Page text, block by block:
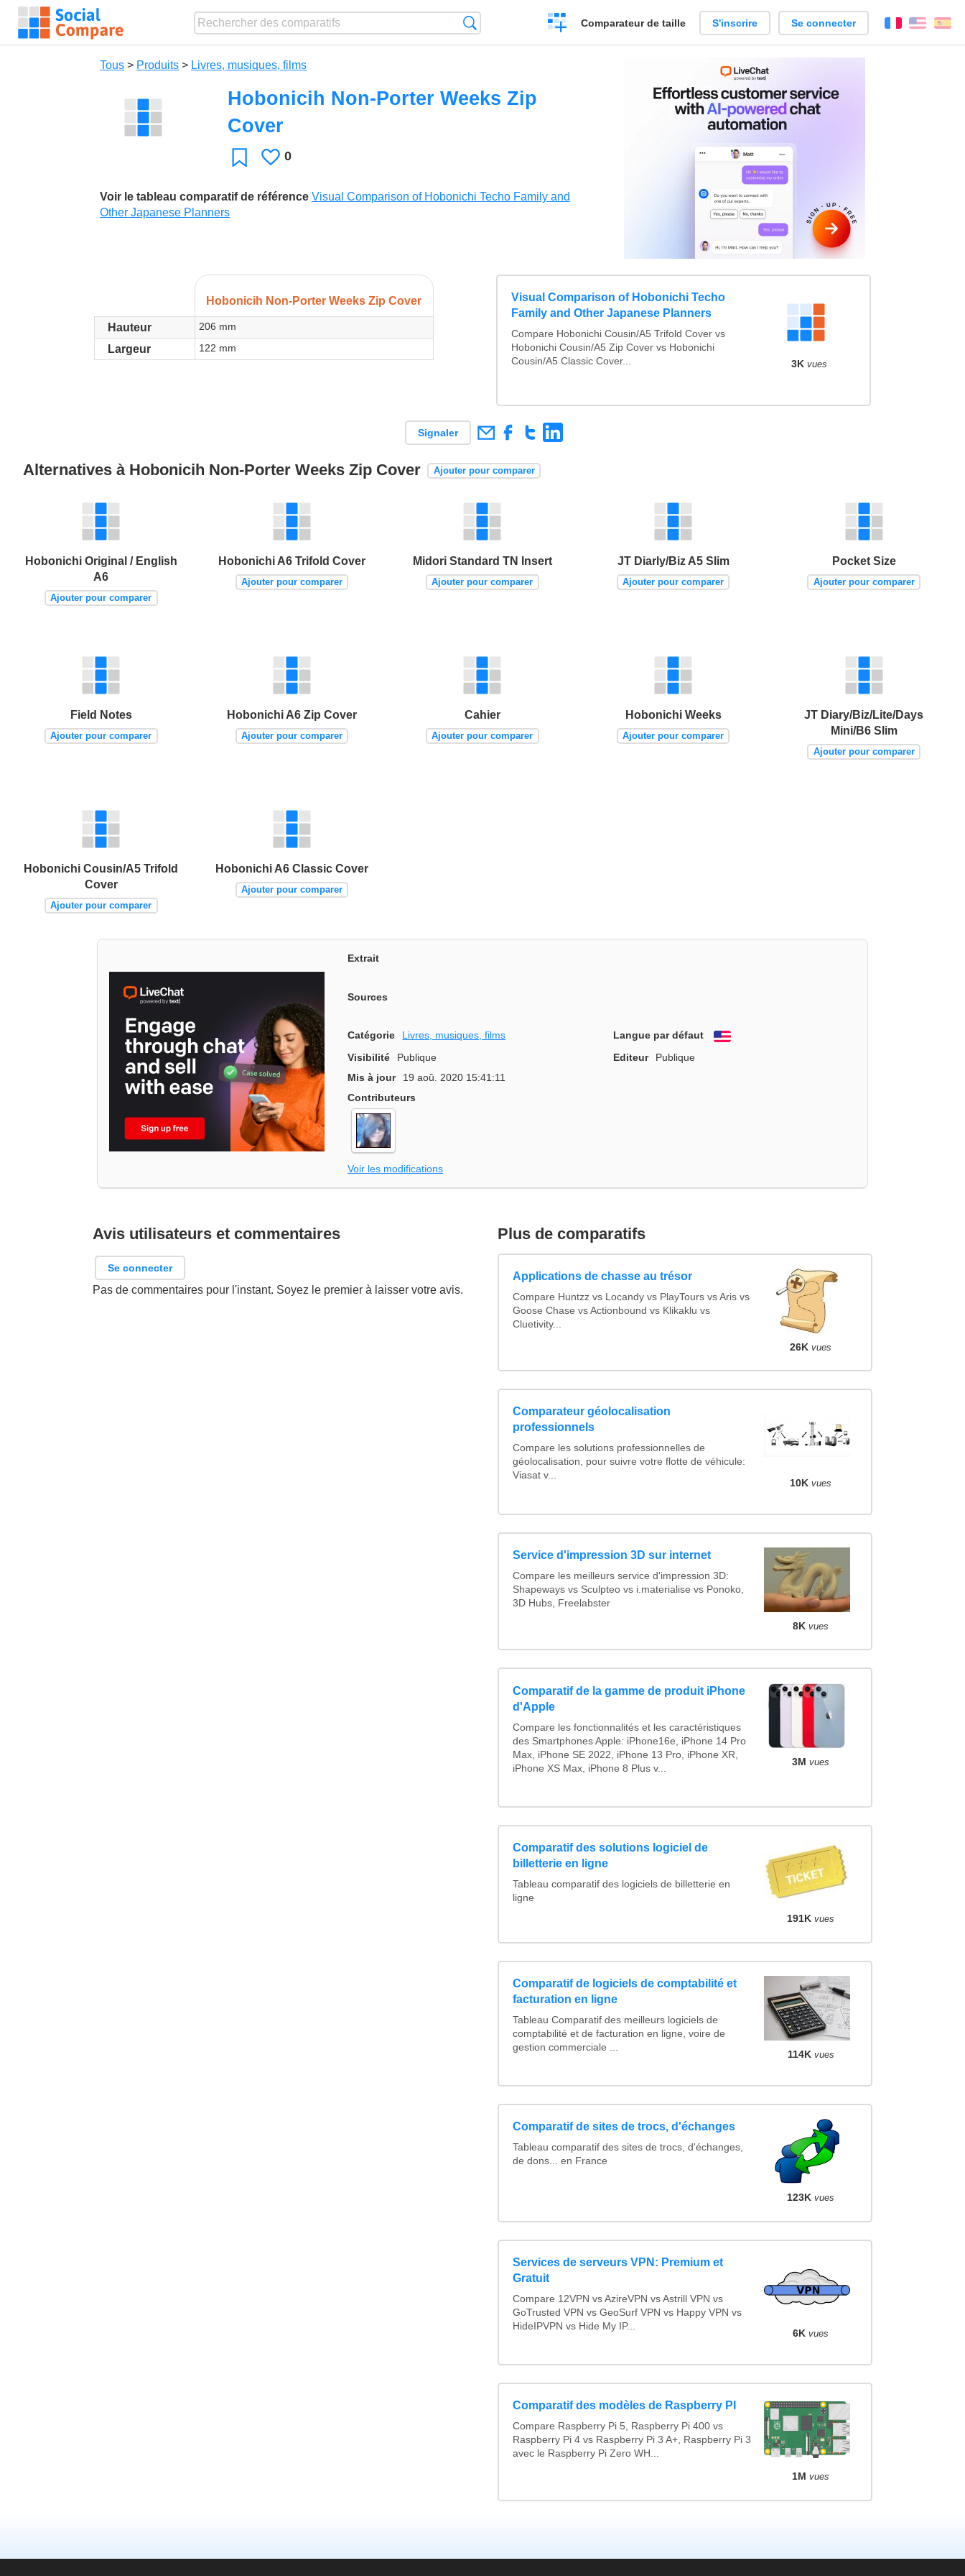
Créer
un
Comparateur de taille S'inscrire Se connecter FrançaisEnglish
Tous > Produits > Livres, musiques, films
Hobonicih Non-Porter Weeks Zip
Cover
Favori J'aime
0
Voir le tableau comparatif de référence Visual Comparison of Hobonichi Techo Family and
Other Japanese Planners
Hobonicih Non-Porter Weeks Zip Cover
Hauteur 206 mm
Largeur 122 mm
Visual Comparison of Hobonichi Techo
Family and Other Japanese Planners
Compare Hobonichi Cousin/A5 Trifold Cover vs
Hobonichi Cousin/A5 Zip Cover vs Hobonichi
Cousin/A5 Classic Cover...
3K vues
Signaler
Alternatives à Hobonicih Non-Porter Weeks Zip Cover Ajouter pour comparer
Hobonichi Original / English
A6
Ajouter pour comparer
Hobonichi A6 Trifold Cover
Ajouter pour comparer
Midori Standard TN Insert
Ajouter pour comparer
JT Diarly/Biz A5 Slim
Ajouter pour comparer
Pocket Size
Ajouter pour comparer
Field Notes
Ajouter pour comparer
Hobonichi A6 Zip Cover
Ajouter pour comparer
Cahier
Ajouter pour comparer
Hobonichi Weeks
Ajouter pour comparer
JT Diary/Biz/Lite/Days
Mini/B6 Slim
Ajouter pour comparer
Hobonichi Cousin/A5 Trifold
Cover
Ajouter pour comparer
Hobonichi A6 Classic Cover
Ajouter pour comparer
Extrait
Sources
Catégorie Livres, musiques, films Langue par défaut
English
Visibilité
Publique Editeur
Publique
Mis à jour
19 aoû. 2020 15:41:11
Contributeurs
Voir les modifications
Avis utilisateurs et commentaires
Se connecter
Pas de commentaires pour l'instant. Soyez le premier à laisser votre avis.
Plus de comparatifs
Applications de chasse au trésor
Compare Huntzz vs Locandy vs PlayTours vs Aris vs
Goose Chase vs Actionbound vs Klikaklu vs
Cluetivity...
26K vues
Comparateur géolocalisation
professionnels
Compare les solutions professionnelles de
géolocalisation, pour suivre votre flotte de véhicule:
Viasat v...
10K vues
Service d'impression 3D sur internet
Compare les meilleurs service d'impression 3D:
Shapeways vs Sculpteo vs i.materialise vs Ponoko,
3D Hubs, Freelabster
8K vues
Comparatif de la gamme de produit iPhone
d'Apple
Compare les fonctionnalités et les caractéristiques
des Smartphones Apple: iPhone16e, iPhone 14 Pro
Max, iPhone SE 2022, iPhone 13 Pro, iPhone XR,
iPhone XS Max, iPhone 8 Plus v...
3M vues
Comparatif des solutions logiciel de
billetterie en ligne
Tableau comparatif des logiciels de billetterie en
ligne
191K vues
Comparatif de logiciels de comptabilité et
facturation en ligne
Tableau Comparatif des meilleurs logiciels de
comptabilité et de facturation en ligne, voire de
gestion commerciale ...
114K vues
Comparatif de sites de trocs, d'échanges
Tableau comparatif des sites de trocs, d'échanges,
de dons... en France
123K vues
Services de serveurs VPN: Premium et
Gratuit
Compare 12VPN vs AzireVPN vs Astrill VPN vs
GoTrusted VPN vs GeoSurf VPN vs Happy VPN vs
HideIPVPN vs Hide My IP...
6K vues
Comparatif des modèles de Raspberry PI
Compare Raspberry Pi 5, Raspberry Pi 400 vs
Raspberry Pi 4 vs Raspberry Pi 3 A+, Raspberry Pi 3
avec le Raspberry Pi Zero WH...
1M vues